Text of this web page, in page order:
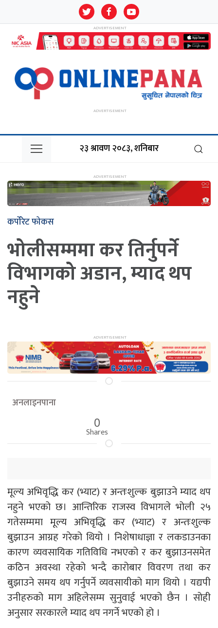
२३ श्रावण २०८३, शनिबार
कर्पोरेट फोकस
भोलीसम्ममा कर तिर्नुपर्ने
विभागको अडान, म्याद थप
नहुने
अनलाइनपाना
0
Shares
मूल्य अभिवृद्धि कर (भ्याट) र अन्तःशुल्क बुझाउने म्याद थप
नहुने भएको छ। आन्तिरिक राजस्व विभागले भोली २५
गतेसम्ममा मूल्य अभिवृद्धि कर (भ्याट) र अन्तःशुल्क
बुझाउन आग्रह गरेको थियो । निशेषाधाज्ञा र लकडाउनका
कारण व्यवसायिक गतिविधि नभएको र कर बुझाउनसमेत
कठिन अवस्था रहेको भन्दै कारोबार विवरण तथा कर
बुझाउने समय थप गर्नुपर्ने व्यवसायीको माग थियो । यद्यपी
उनीहरुको माग अहिलेसम्म सुनुवाई भएको छैन । सोही
अनुसार सरकारले म्याद थप नगर्ने भएको हो ।